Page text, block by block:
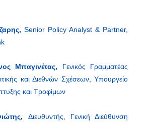
, Senior Policy Analyst & Partner,
Μπαγινέτας, Γενικός Γραμματέας
και Διεθνών Σχέσεων, Υπουργείο
και Τροφίμων
Διευθυντής, Γενική Διεύθυνση